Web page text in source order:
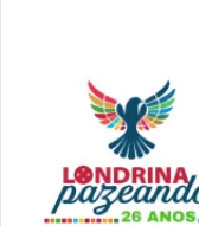
cadastro no Sine; e
de Trabalho Digital.